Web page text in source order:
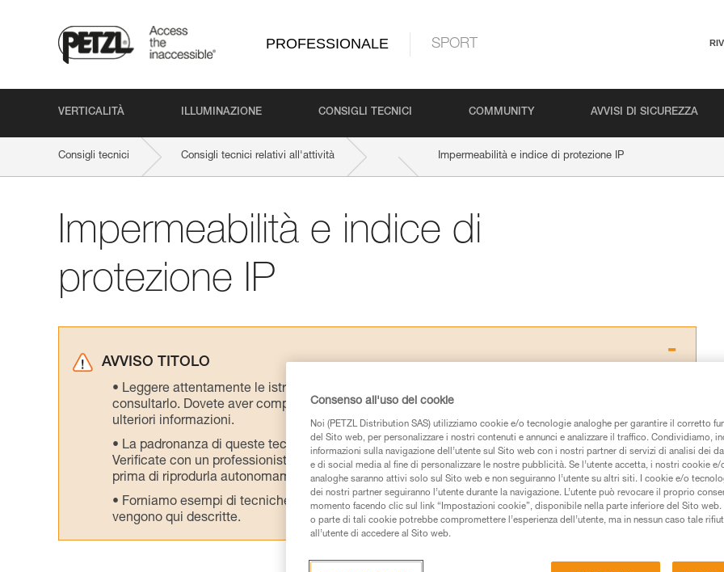
PROFESSIONALE SPORT
VERTICALITÀ ILLUMINAZIONE CONSIGLI TECNICI COMMUNITY AVVISI DI SICUREZZA
Consigli tecnici Consigli tecnici relativi all'attività Impermeabilità e indice di protezione IP
Impermeabilità e indice di
protezione IP
AVVISO TITOLO
Leggere attentamente le istruzioni tecniche dei prodotti utilizzati in questo consiglio prima di
consultarlo. Dovete aver compreso le informazioni dell’istruzione tecnica per poter capire queste
ulteriori informazioni.
La padronanza di queste tecniche richiede una formazione ed un addestramento specifico.
Verificate con un professionista la vostra capacità di rifare la manovra, da soli, in piena sicurezza,
prima di riprodurla autonomamente.
Forniamo esempi di tecniche relative alla vostra attività. Ne possono esistere altre che non
vengono qui descritte.
Consenso all'uso dei cookie
Noi (PETZL Distribution SAS) utilizziamo cookie e/o tecnologie analoghe per garantire il corretto
del Sito web, per personalizzare i nostri contenuti e annunci e analizzare il traffico. Condividiamo,
informazioni sulla navigazione dell’utente sul Sito web con i nostri partner di servizi di analisi dei
e di social media al fine di personalizzare le nostre pubblicità. Se l’utente accetta, i nostri cookie
analoghe saranno attivi solo sul Sito web e non seguiranno l’utente su altri siti. I cookie e/o
dei nostri partner seguiranno l’utente durante la navigazione. L’utente può revocare il proprio
momento facendo clic sul link “Impostazioni cookie”, disponibile nella parte inferiore del Sito
o parte di tali cookie potrebbe compromettere l’esperienza dell’utente, ma in nessun caso tale
all’utente di accedere al Sito web.